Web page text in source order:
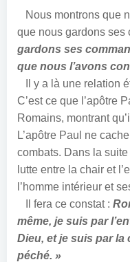
Nous montrons que
que nous gardons ses
gardons ses
que nous l’avons
Il y a là une relation
C’est ce que l’apôtre
Romains, montrant
L’apôtre Paul ne
combats. Dans la
lutte entre la chair et
l’homme intérieur et
Il fera ce constat :
même, je suis par
Dieu, et je suis par la
péché. »